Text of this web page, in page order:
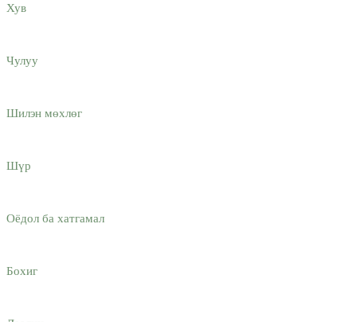
Хув
Чулуу
Шилэн мөхлөг
Шүр
Оёдол ба хатгамал
Бохиг